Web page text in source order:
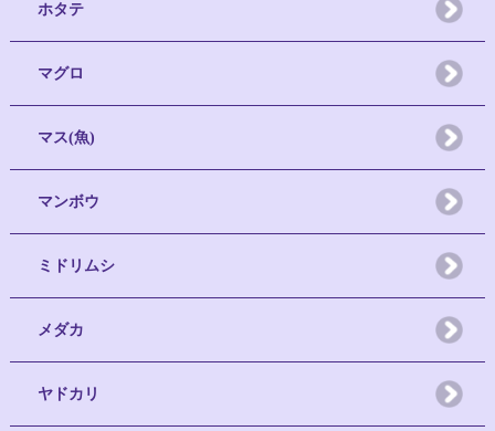
ホタテ
マグロ
マス(魚)
マンボウ
ミドリムシ
メダカ
ヤドカリ